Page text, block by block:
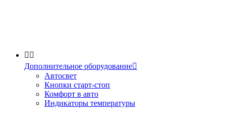
 
Дополнительное оборудование
Автосвет
Кнопки старт-стоп
Комфорт в авто
Индикаторы температуры